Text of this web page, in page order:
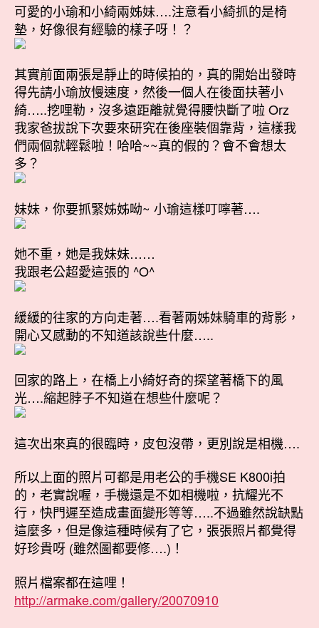
可愛的小瑜和小綺兩姊妹….注意看小綺抓的是椅
墊，好像很有經驗的樣子呀！？
其實前面兩張是靜止的時候拍的，真的開始出發時
得先請小瑜放慢速度，然後一個人在後面扶著小
綺…..挖哩勒，沒多遠距離就覺得腰快斷了啦 Orz
我家爸拔說下次要來研究在後座裝個靠背，這樣我
們兩個就輕鬆啦！哈哈~~真的假的？會不會想太
多？
妹妹，你要抓緊姊姊呦~ 小瑜這樣叮嚀著….
她不重，她是我妹妹……
我跟老公超愛這張的 ^O^
緩緩的往家的方向走著….看著兩姊妹騎車的背影，
開心又感動的不知道該說些什麼…..
回家的路上，在橋上小綺好奇的探望著橋下的風
光….縮起脖子不知道在想些什麼呢？
這次出來真的很臨時，皮包沒帶，更別說是相機….
所以上面的照片可都是用老公的手機SE K800i拍
的，老實說喔，手機還是不如相機啦，抗耀光不
行，快門遲至造成畫面變形等等…..不過雖然說缺點
這麼多，但是像這種時候有了它，張張照片都覺得
好珍貴呀 (雖然圖都要修….)！
照片檔案都在這哩！
http://armake.com/gallery/20070910